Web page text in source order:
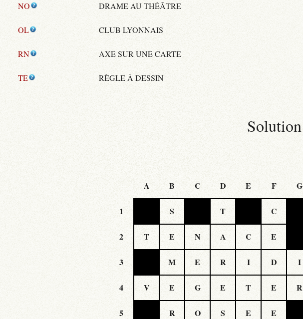
NO DRAME AU THÉÂTRE
OL CLUB LYONNAIS
RN AXE SUR UNE CARTE
TE RÈGLE À DESSIN
Solution
A B C D E F G
1 S T C
2 T E N A C E
3 M E R I D I
4 V E G E T E R
5 R O S E E